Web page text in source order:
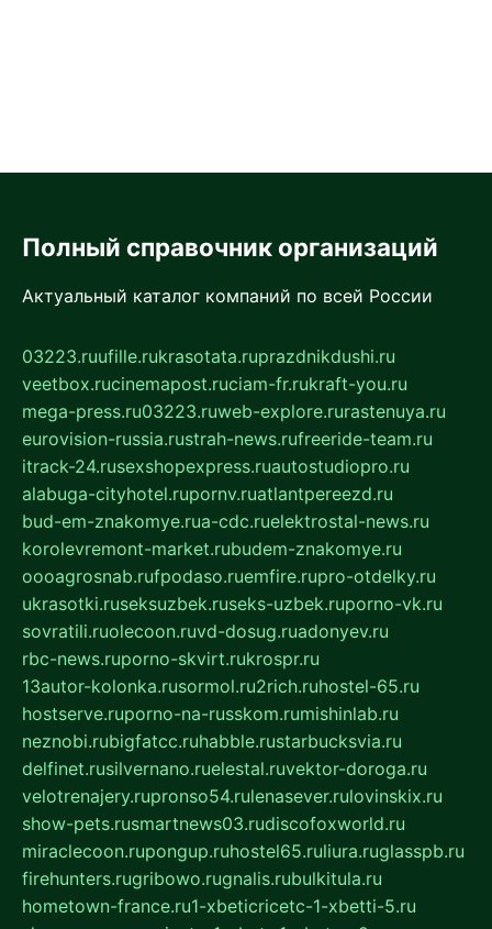
Полный справочник организаций
Актуальный каталог компаний по всей России
03223.ruufille.rukrasotata.ruprazdnikdushi.ru
veetbox.rucinemapost.ruciam-fr.rukraft-you.ru
mega-press.ru03223.ruweb-explore.rurastenuya.ru
eurovision-russia.rustrah-news.rufreeride-team.ru
itrack-24.rusexshopexpress.ruautostudiopro.ru
alabuga-cityhotel.rupornv.ruatlantpereezd.ru
bud-em-znakomye.rua-cdc.ruelektrostal-news.ru
korolevremont-market.rubudem-znakomye.ru
oooagrosnab.rufpodaso.ruemfire.rupro-otdelky.ru
ukrasotki.ruseksuzbek.ruseks-uzbek.ruporno-vk.ru
sovratili.ruolecoon.ruvd-dosug.ruadonyev.ru
rbc-news.ruporno-skvirt.rukrospr.ru
13autor-kolonka.rusormol.ru2rich.ruhostel-65.ru
hostserve.ruporno-na-russkom.rumishinlab.ru
neznobi.rubigfatcc.ruhabble.rustarbucksvia.ru
delfinet.rusilvernano.ruelestal.ruvektor-doroga.ru
velotrenajery.rupronso54.rulenasever.rulovinskix.ru
show-pets.rusmartnews03.rudiscofoxworld.ru
miraclecoon.rupongup.ruhostel65.ruliura.ruglasspb.ru
firehunters.rugribowo.rugnalis.rubulkitula.ru
hometown-france.ru1-xbeticricetc-1-xbetti-5.ru